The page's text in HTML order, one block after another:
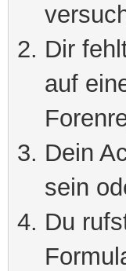
Dir
auf
Dein
sein
Du